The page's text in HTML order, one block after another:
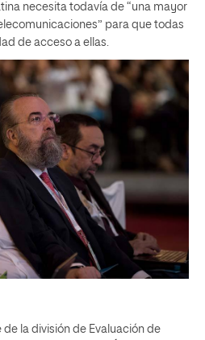
necesita todavía de “una mayor
para que todas
de acceso a ellas.
de la división de Evaluación de